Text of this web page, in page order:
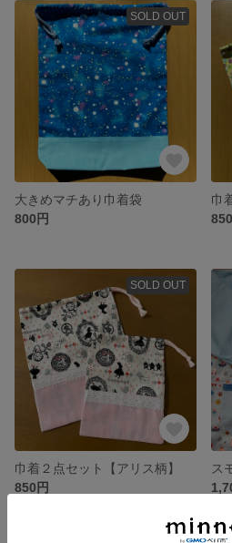
SOLD OUT
大きめマチあり巾着袋
800円
SOLD OUT
巾着２点セット【アリス柄】
850円
ス